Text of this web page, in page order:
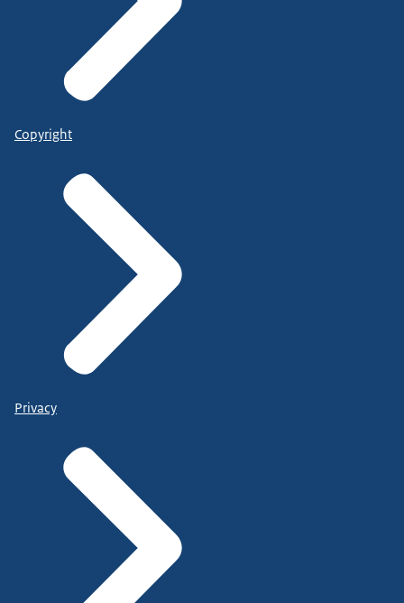
Copyright
Privacy